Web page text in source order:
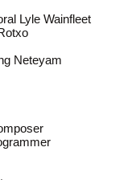
Lyle Wainfleet
Neteyam